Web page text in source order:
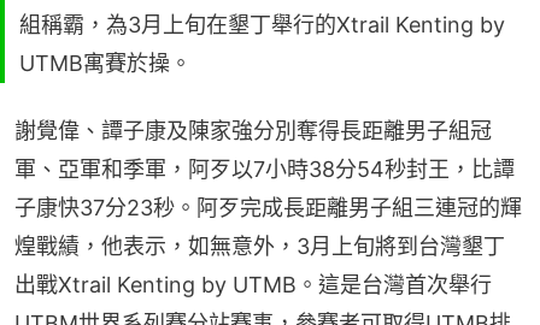
組稱霸，為3月上旬在墾丁舉行的Xtrail Kenting by
UTMB寓賽於操。
謝覺偉、譚子康及陳家強分別奪得長距離男子組冠
軍、亞軍和季軍，阿歹以7小時38分54秒封王，比譚
子康快37分23秒。阿歹完成長距離男子組三連冠的輝
煌戰績，他表示，如無意外，3月上旬將到台灣墾丁
出戰Xtrail Kenting by UTMB。這是台灣首次舉行